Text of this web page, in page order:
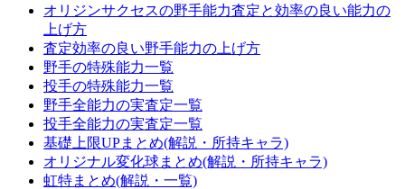
オリジンサクセスの野手能力査定と効率の良い能力の
上げ方
査定効率の良い野手能力の上げ方
野手の特殊能力一覧
投手の特殊能力一覧
野手全能力の実査定一覧
投手全能力の実査定一覧
基礎上限UPまとめ(解説・所持キャラ)
オリジナル変化球まとめ(解説・所持キャラ)
虹特まとめ(解説・一覧)